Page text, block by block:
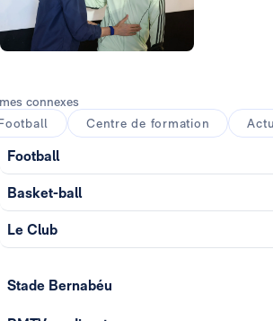
connexes
Centre de formation
Football
Basket-ball
Le Club
Stade Bernabéu